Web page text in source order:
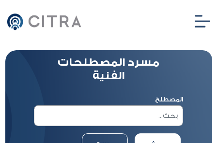
مسرد المصطلحات
الفنية
المصطلح